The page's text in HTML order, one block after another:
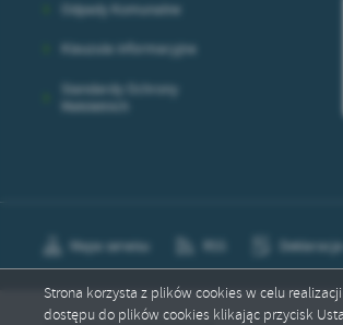
Strona korzysta z plików cookies w celu
dostępu do plików cookies klikając przycisk
Odpady Komunalne
Klauzula informacyjna
Standardy Ochrony
Małoletnich
Mapa serwisu